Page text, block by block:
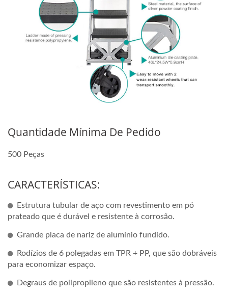
Quantidade Mínima De Pedido
500 Peças
CARACTERÍSTICAS:
Estrutura tubular de aço com revestimento em pó
prateado que é durável e resistente à corrosão.
Grande placa de nariz de alumínio fundido.
Rodízios de 6 polegadas em TPR + PP, que são dobráveis
para economizar espaço.
Degraus de polipropileno que são resistentes à pressão.